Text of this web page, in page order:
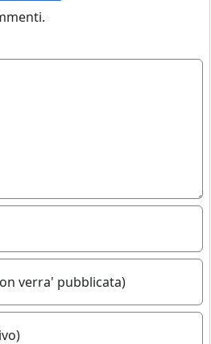
verra' pubblicata)